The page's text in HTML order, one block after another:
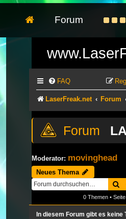
Forum
FAQ
LaserFreak.net Forum
Moderator: movinghead
Neues Thema
0 Themen • Seite
In diesem Forum gibt es